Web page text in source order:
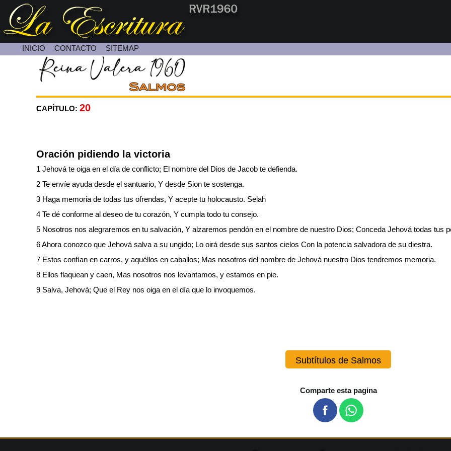
INICIO CONTACTO
Contacte con Nosotros
SITEMAP
CAPÍTULO: 20
Oración pidiendo la victoria
1 Jehová te oiga en el día de conflicto; El nombre del Dios de Jacob te defienda.
2 Te envíe ayuda desde el santuario, Y desde Sion te sostenga.
3 Haga memoria de todas tus ofrendas, Y acepte tu holocausto. Selah
4 Te dé conforme al deseo de tu corazón, Y cumpla todo tu consejo.
5 Nosotros nos alegraremos en tu salvación, Y alzaremos pendón en el nombre de nuestro Dios; Conceda Jehová todas tus
6 Ahora conozco que Jehová salva a su ungido; Lo oirá desde sus santos cielos Con la potencia salvadora de su diestra.
7 Estos confían en carros, y aquéllos en caballos; Mas nosotros del nombre de Jehová nuestro Dios tendremos memoria.
8 Ellos flaquean y caen, Mas nosotros nos levantamos, y estamos en pie.
9 Salva, Jehová; Que el Rey nos oiga en el día que lo invoquemos.
Subtítulos de Salmos
Comparte esta pagina